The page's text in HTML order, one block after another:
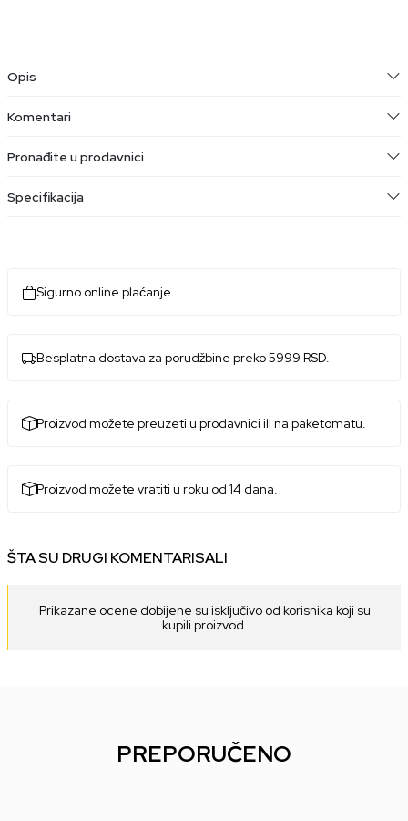
Opis
Komentari
Pronađite u prodavnici
Specifikacija
Sigurno online plaćanje.
Besplatna dostava za porudžbine preko 5999 RSD.
Proizvod možete preuzeti u prodavnici ili na paketomatu.
Proizvod možete vratiti u roku od 14 dana.
ŠTA SU DRUGI KOMENTARISALI
Prikazane ocene dobijene su isključivo od korisnika koji su
kupili proizvod.
PREPORUČENO